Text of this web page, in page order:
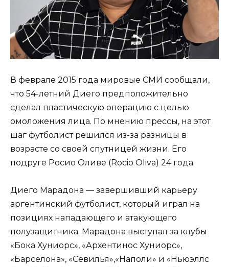
В феврале 2015 года мировые СМИ сообщали,
что 54-летний Диего предположительно
сделал пластическую операцию с целью
омоложения лица. По мнению прессы, на этот
шаг футболист решился из-за разницы в
возрасте со своей спутницей жизни. Его
подруге Росио Оливе (Rocio Oliva) 24 года.
Диего Марадона — завершивший карьеру
аргентинский футболист, который играл на
позициях нападающего и атакующего
полузащитника. Марадона выступал за клубы
«Бока Хуниорс», «Архентинос Хуниорс»,
«Барселона», «Севилья»,«Наполи» и «Ньюэллс